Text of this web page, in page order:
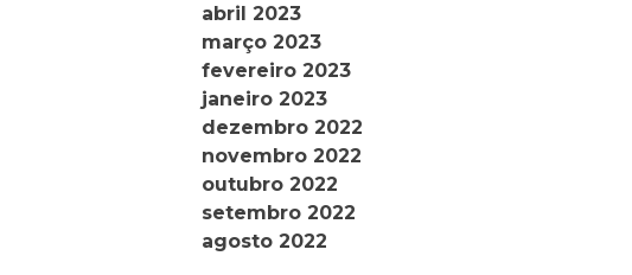
abril 2023
março 2023
fevereiro 2023
janeiro 2023
dezembro 2022
novembro 2022
outubro 2022
setembro 2022
agosto 2022